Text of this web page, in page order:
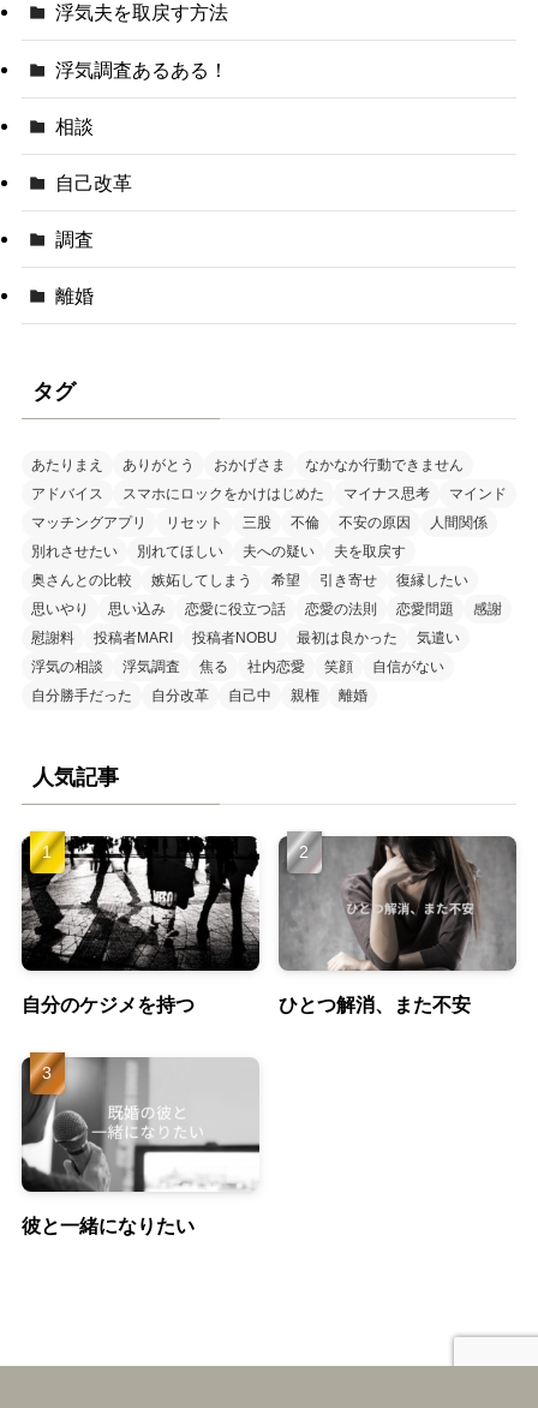
浮気夫を取戻す方法
浮気調査あるある！
相談
自己改革
調査
離婚
タグ
あたりまえ ありがとう おかげさま
なかなか行動できません
アドバイス
スマホにロックをかけはじめた マイナス思考
マインド
マッチングアプリ
リセット 三股 不倫 不安の原因
人間関係
別れさせたい
別れてほしい 夫への疑い
夫を取戻す
奥さんとの比較
嫉妬してしまう 希望 引き寄せ
復縁したい
思いやり
思い込み 恋愛に役立つ話 恋愛の法則 恋愛問題
感謝
慰謝料
投稿者MARI 投稿者NOBU 最初は良かった
気遣い
浮気の相談
浮気調査 焦る 社内恋愛 笑顔
自信がない
自分勝手だった
自分改革 自己中 親権 離婚
人気記事
自分のケジメを持つ ひとつ解消、また不安
彼と一緒になりたい